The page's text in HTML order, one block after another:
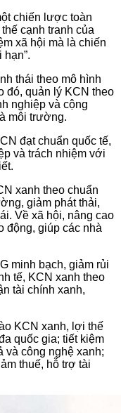
chiến lược toàn
cạnh tranh của
xã hội mà là chiến
thái theo mô hình
đó, quản lý KCN theo
nghiệp và cộng
môi trường.
đạt chuẩn quốc tế,
và trách nhiệm với
xanh theo chuẩn
giảm phát thải,
Về xã hội, nâng cao
động, giúp các nhà
minh bạch, giảm rủi
tế, KCN xanh theo
tài chính xanh,
KCN xanh, lợi thế
quốc gia; tiết kiệm
và công nghệ xanh;
thuế, hỗ trợ tài